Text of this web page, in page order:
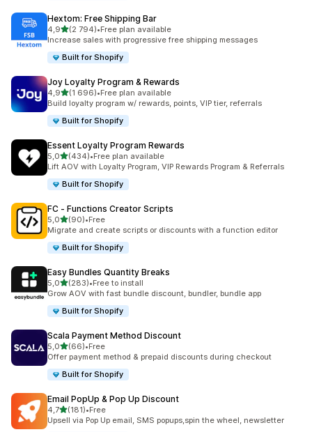
Hextom: Free Shipping Bar
4,9av 5 stjerner
(2 794)
Totalt 2794 omtaler
•Free plan available
Increase sales with progressive free shipping messages
Built for Shopify
Joy Loyalty Program & Rewards
4,9av 5 stjerner
(1 696)
Totalt 1696 omtaler
•Free plan available
Build loyalty program w/ rewards, points, VIP tier, referrals
Built for Shopify
Essent Loyalty Program Rewards
5,0av 5 stjerner
(434)
Totalt 434 omtaler
•Free plan available
Lift AOV with Loyalty Program, VIP Rewards Program & Referrals
Built for Shopify
FC ‑ Functions Creator Scripts
5,0av 5 stjerner
(90)
Totalt 90 omtaler
•Free
Migrate and create scripts or discounts with a function editor
Built for Shopify
Easy Bundles Quantity Breaks
5,0av 5 stjerner
(283)
Totalt 283 omtaler
•Free to install
Grow AOV with fast bundle discount, bundler, bundle app
Built for Shopify
Scala Payment Method Discount
5,0av 5 stjerner
(66)
Totalt 66 omtaler
•Free
Offer payment method & prepaid discounts during checkout
Built for Shopify
Email PopUp & Pop Up Discount
4,7av 5 stjerner
(181)
Totalt 181 omtaler
•Free
Upsell via Pop Up email, SMS popups,spin the wheel, newsletter